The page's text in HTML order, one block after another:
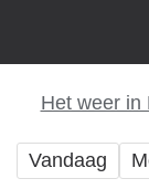
Het weer in
Vandaag